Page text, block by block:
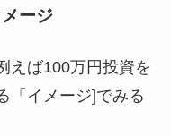
ージ
えば100万円投資を
「イメージ]でみる